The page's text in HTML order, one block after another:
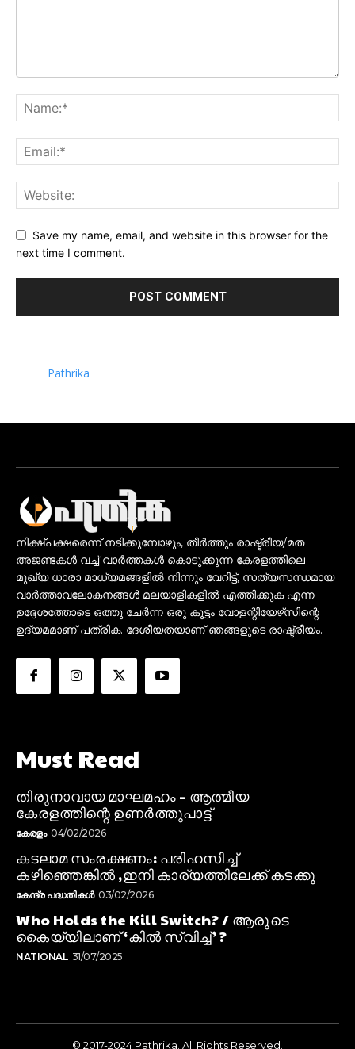
Save my name, email, and website in this browser for the
next time I comment.
Pathrika
നിക്ഷ്പക്ഷരെന്ന് നടിക്കുമ്പോഴും, തീർത്തും രാഷ്ട്രീയ/മത
അജണ്ടകൾ വച്ച് വാർത്തകൾ കൊടുക്കുന്ന കേരളത്തിലെ
മുഖ്യ ധാരാ മാധ്യമങ്ങളിൽ നിന്നും വേറിട്ട്, സത്യസന്ധമായ
വാർത്താവലോകനങ്ങൾ മലയാളികളിൽ എത്തിക്കുക എന്ന
ഉദ്ദേശത്തോടെ ഒത്തു ചേർന്ന ഒരു കൂട്ടം വോളന്റിയേഴ്‌സിന്റെ
ഉദ്യമമാണ് പത്രിക. ദേശീയതയാണ് ഞങ്ങളുടെ രാഷ്ട്രീയം.
Must Read
തിരുനാവായ മാഘമഹം – ആത്മീയ
കേരളത്തിന്റെ ഉണർത്തുപാട്ട്
കേരളം 04/02/2026
കടലാമ സംരക്ഷണം: പരിഹസിച്ച്
കഴിഞ്ഞെങ്കിൽ ,ഇനി കാര്യത്തിലേക്ക് കടക്കു
കേന്ദ്ര പദ്ധതികൾ 03/02/2026
Who Holds the Kill Switch? / ആരുടെ
കൈയ്യിലാണ് ‘കിൽ സ്വിച്ച്’ ?
NATIONAL 31/07/2025
© 2017-2024 Pathrika. All Rights Reserved.